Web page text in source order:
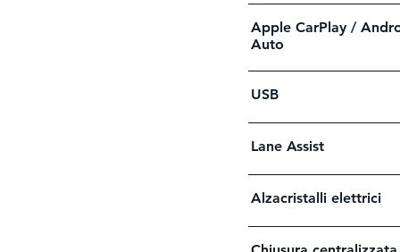
Apple CarPlay /
Auto
USB
Lane Assist
Alzacristalli elettrici